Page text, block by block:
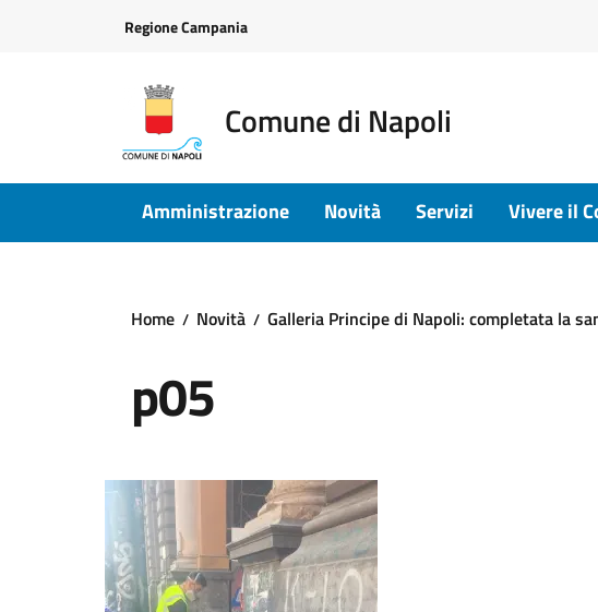
Regione Campania
Comune di Napoli
Amministrazione Novità Servizi Vivere il
Home Novità Galleria Principe di Napoli: completata la
p05